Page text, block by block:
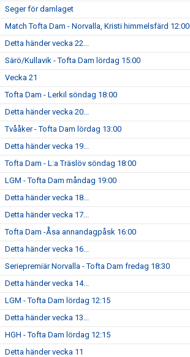
Seger för damlaget
Match Tofta Dam - Norvalla, Kristi himmelsfärd 12:00
Detta händer vecka 22...
Särö/Kullavik - Tofta Dam lördag 15:00
Vecka 21
Tofta Dam - Lerkil söndag 18:00
Detta händer vecka 20...
Tvååker - Tofta Dam lördag 13:00
Detta händer vecka 19...
Tofta Dam - L:a Träslöv söndag 18:00
LGM - Tofta Dam måndag 19:00
Detta händer vecka 18...
Detta händer vecka 17...
Tofta Dam -Åsa annandagpåsk 16:00
Detta händer vecka 16...
Seriepremiär Norvalla - Tofta Dam fredag 18:30
Detta händer vecka 14...
LGM - Tofta Dam lördag 12:15
Detta händer vecka 13...
HGH - Tofta Dam lördag 12:15
Detta händer vecka 11